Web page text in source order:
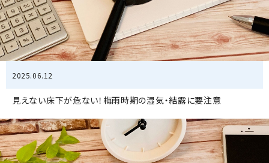
2025.06.12
見えない床下が危ない！梅雨時期の湿気・結露に要注意